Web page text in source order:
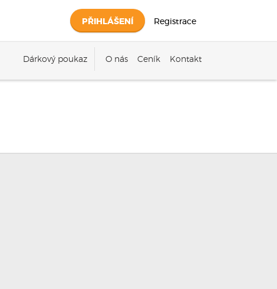
PŘIHLÁŠENÍ Registrace
Dárkový poukaz O nás Ceník Kontakt